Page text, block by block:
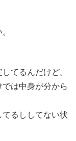
てるんだけど。
は中身が分から
るししてない状